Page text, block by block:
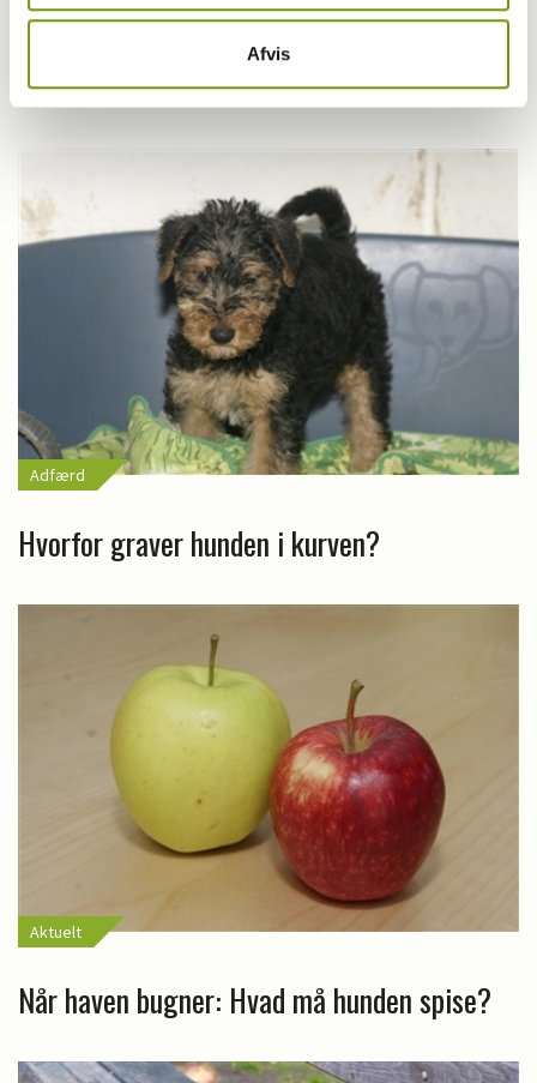
Afvis
Aktuelt
Farvel til verdens ældste hund
Adfærd
Hvorfor graver hunden i kurven?
Aktuelt
Når haven bugner: Hvad må hunden spise?